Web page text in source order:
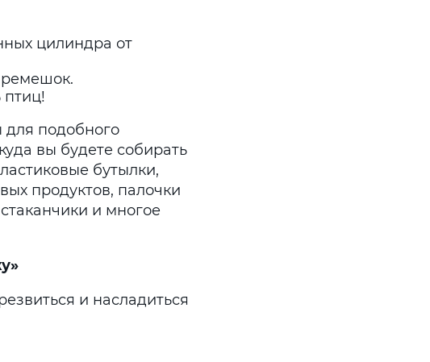
цилиндра от
ремешок.
птиц!
для подобного
вы будете собирать
бутылки,
продуктов, палочки
и многое
и насладиться